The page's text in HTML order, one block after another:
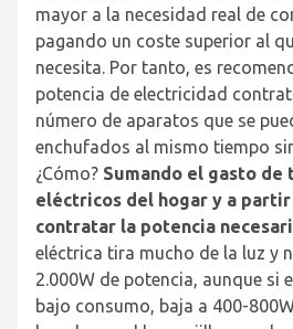
mayor a la necesidad real de
pagando un coste superior al
necesita. Por tanto, es
potencia de electricidad
número de aparatos que se
enchufados al mismo tiempo
¿Cómo? Sumando el gasto de
eléctricos del hogar y a partir
contratar la potencia
eléctrica tira mucho de la luz y
2.000W de potencia, aunque si
bajo consumo, baja a 400-